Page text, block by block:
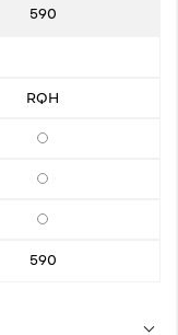
590
RQH
Lisavarustus
Lisavarustus
Lisavarustus
590